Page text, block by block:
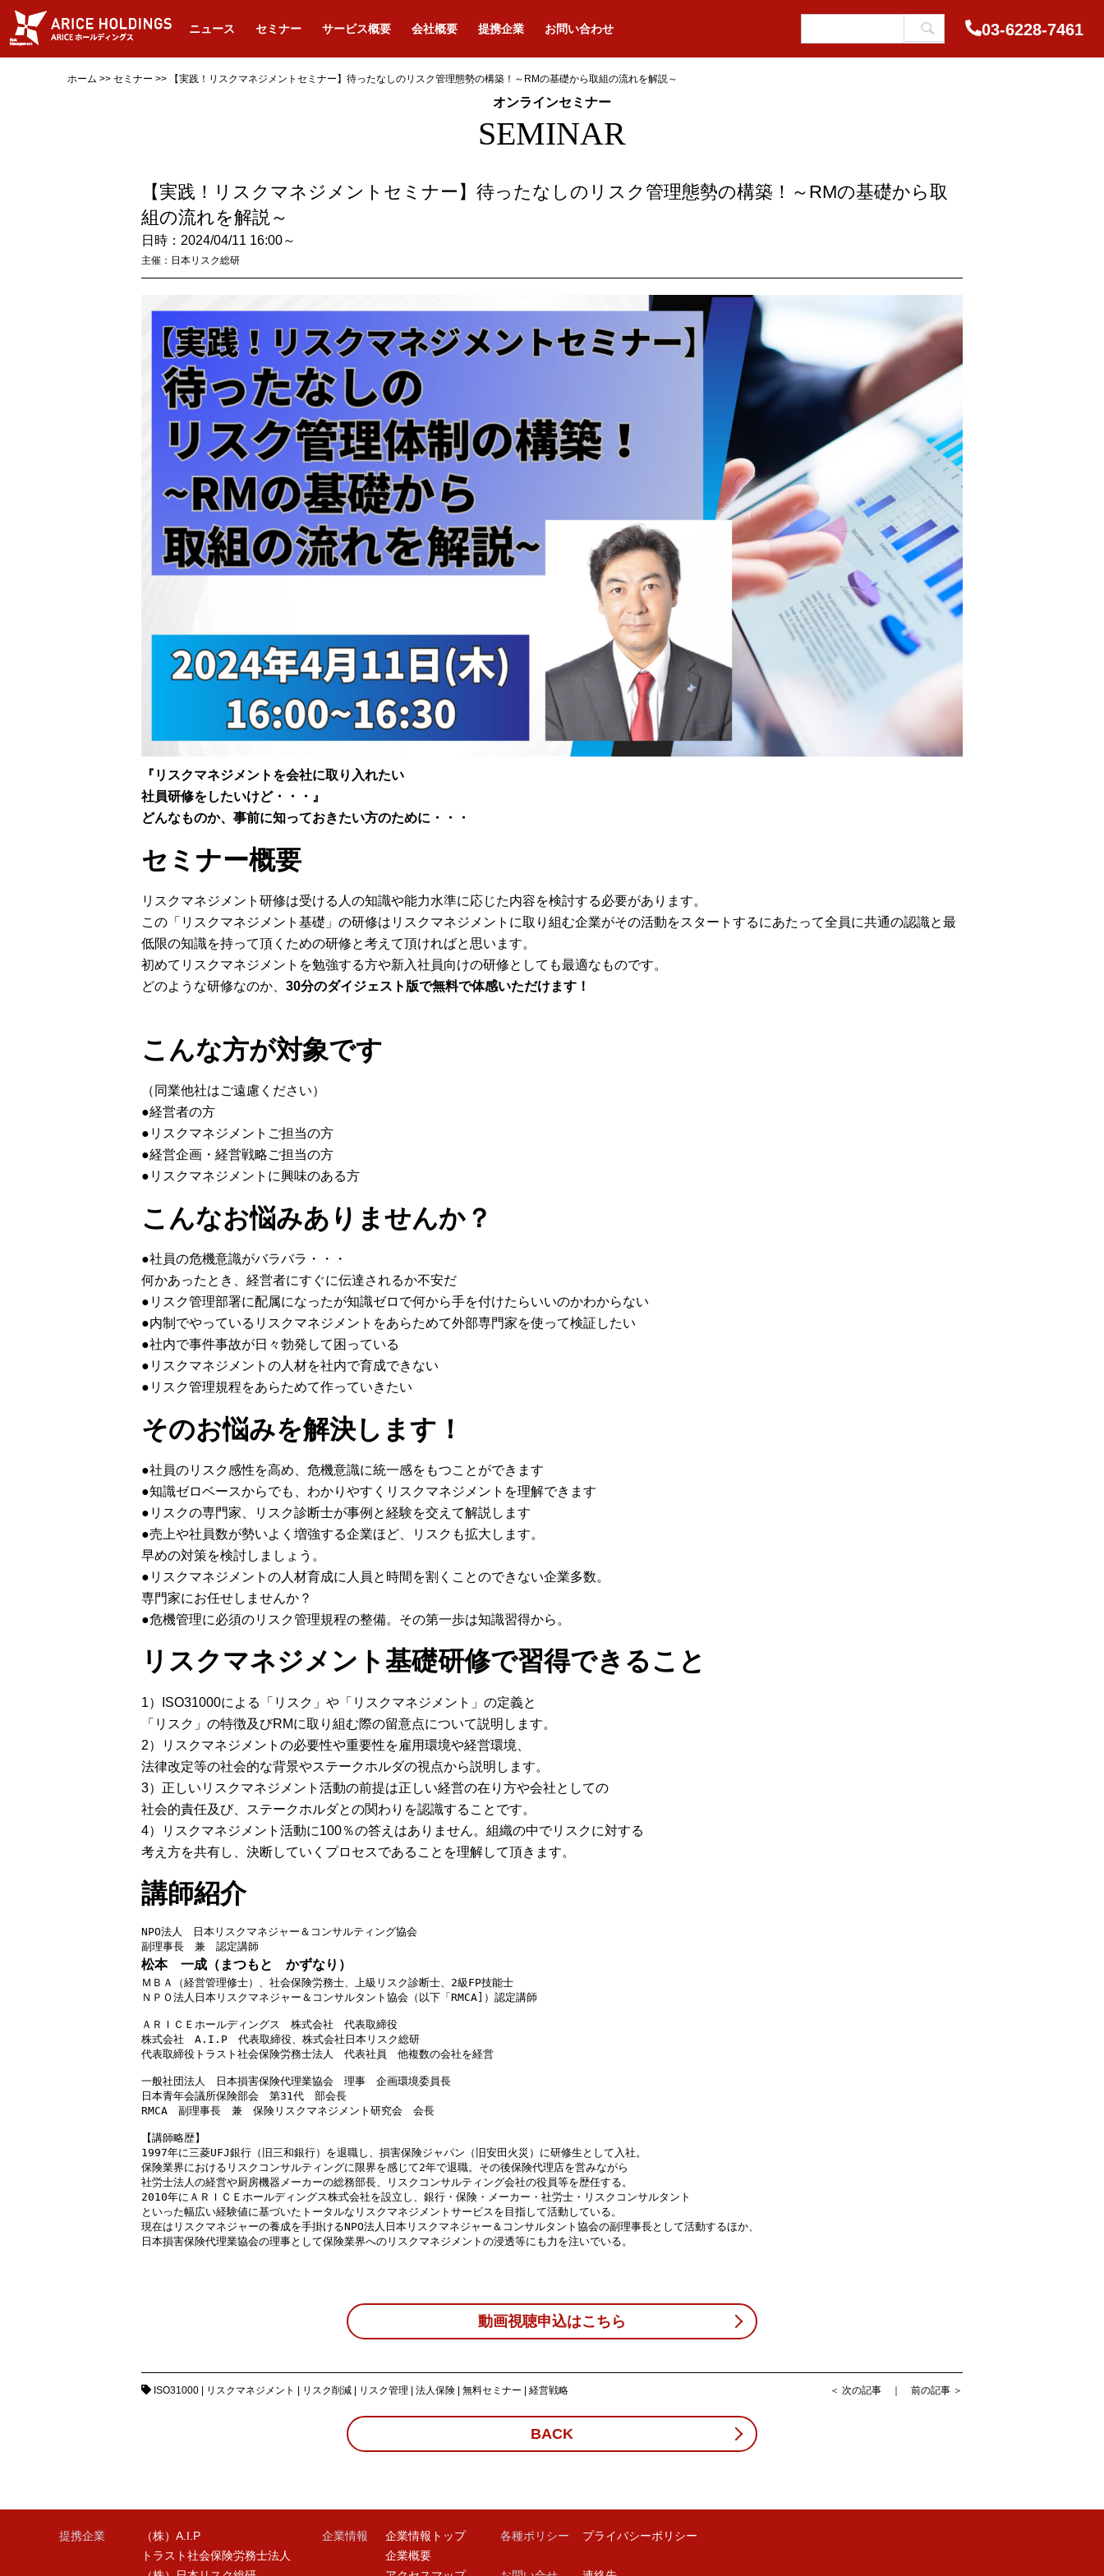
ニュース セミナー サービス概要 会社概要 提携企業 お問い合わせ 03-6228-7461
ホーム >> セミナー >> 【実践！リスクマネジメントセミナー】待ったなしのリスク管理態勢の構築！～RMの基礎から取組の流れを解説～
オンラインセミナー
SEMINAR
【実践！リスクマネジメントセミナー】待ったなしのリスク管理態勢の構築！～RMの基礎から取
組の流れを解説～
日時：2024/04/11 16:00～
主催：日本リスク総研
『リスクマネジメントを会社に取り入れたい
社員研修をしたいけど・・・』
どんなものか、事前に知っておきたい方のために・・・
セミナー概要
リスクマネジメント研修は受ける人の知識や能力水準に応じた内容を検討する必要があります。
この「リスクマネジメント基礎」の研修はリスクマネジメントに取り組む企業がその活動をスタートするにあたって全員に共通の認識と最
低限の知識を持って頂くための研修と考えて頂ければと思います。
初めてリスクマネジメントを勉強する方や新入社員向けの研修としても最適なものです。
どのような研修なのか、 30分のダイジェスト版で無料で体感いただけます！
こんな方が対象です
（同業他社はご遠慮ください）
●経営者の方
●リスクマネジメントご担当の方
●経営企画・経営戦略ご担当の方
●リスクマネジメントに興味のある方
こんなお悩みありませんか？
●社員の危機意識がバラバラ・・・
何かあったとき、経営者にすぐに伝達されるか不安だ
●リスク管理部署に配属になったが知識ゼロで何から手を付けたらいいのかわからない
●内制でやっているリスクマネジメントをあらためて外部専門家を使って検証したい
●社内で事件事故が日々勃発して困っている
●リスクマネジメントの人材を社内で育成できない
●リスク管理規程をあらためて作っていきたい
そのお悩みを解決します！
●社員のリスク感性を高め、危機意識に統一感をもつことができます
●知識ゼロベースからでも、わかりやすくリスクマネジメントを理解できます
●リスクの専門家、リスク診断士が事例と経験を交えて解説します
●売上や社員数が勢いよく増強する企業ほど、リスクも拡大します。
早めの対策を検討しましょう。
●リスクマネジメントの人材育成に人員と時間を割くことのできない企業多数。
専門家にお任せしませんか？
●危機管理に必須のリスク管理規程の整備。その第一歩は知識習得から。
リスクマネジメント基礎研修で習得できること
1）ISO31000による「リスク」や「リスクマネジメント」の定義と
「リスク」の特徴及びRMに取り組む際の留意点について説明します。
2）リスクマネジメントの必要性や重要性を雇用環境や経営環境、
法律改定等の社会的な背景やステークホルダの視点から説明します。
3）正しいリスクマネジメント活動の前提は正しい経営の在り方や会社としての
社会的責任及び、ステークホルダとの関わりを認識することです。
4）リスクマネジメント活動に100％の答えはありません。組織の中でリスクに対する
考え方を共有し、決断していくプロセスであることを理解して頂きます。
講師紹介
NPO法人　日本リスクマネジャー＆コンサルティング協会
副理事長　兼　認定講師
松本 一成（まつもと かずなり）
ＭＢＡ（経営管理修士）、社会保険労務士、上級リスク診断士、2級FP技能士
ＮＰＯ法人日本リスクマネジャー＆コンサルタント協会（以下「RMCA]）認定講師
ＡＲＩＣＥホールディングス　株式会社　代表取締役
株式会社　A.I.P　代表取締役、株式会社日本リスク総研
代表取締役トラスト社会保険労務士法人　代表社員　他複数の会社を経営
一般社団法人　日本損害保険代理業協会　理事　企画環境委員長
日本青年会議所保険部会　第31代　部会長
RMCA　副理事長　兼　保険リスクマネジメント研究会　会長
【講師略歴】
1997年に三菱UFJ銀行（旧三和銀行）を退職し、損害保険ジャパン（旧安田火災）に研修生として入社。
保険業界におけるリスクコンサルティングに限界を感じて2年で退職。その後保険代理店を営みながら
社労士法人の経営や厨房機器メーカーの総務部長、リスクコンサルティング会社の役員等を歴任する。
2010年にＡＲＩＣＥホールディングス株式会社を設立し、銀行・保険・メーカー・社労士・リスクコンサルタント
といった幅広い経験値に基づいたトータルなリスクマネジメントサービスを目指して活動している。
現在はリスクマネジャーの養成を手掛けるNPO法人日本リスクマネジャー＆コンサルタント協会の副理事長として活動するほか、
日本損害保険代理業協会の理事として保険業界へのリスクマネジメントの浸透等にも力を注いでいる。
動画視聴申込はこちら
ISO31000 | リスクマネジメント | リスク削減 | リスク管理 | 法人保険 | 無料セミナー | 経営戦略 ＜ 次の記事 ｜ 前の記事 ＞
BACK
提携企業
（株）A.I.P
トラスト社会保険労務士法人
企業情報
企業情報トップ
企業概要
各種ポリシー プライバシーポリシー